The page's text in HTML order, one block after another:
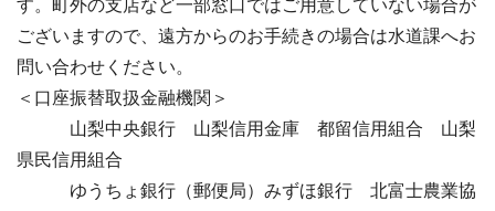
す。町外の支店など一部窓口ではご用意していない場合が
ございますので、遠方からのお手続きの場合は水道課へお
問い合わせください。
＜口座振替取扱金融機関＞
山梨中央銀行 山梨信用金庫 都留信用組合 山梨
県民信用組合
ゆうちょ銀行（郵便局）みずほ銀行 北富士農業協